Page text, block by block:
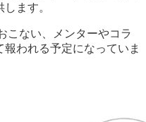
ます。
こない、メンターやコラ
われる予定になっていま